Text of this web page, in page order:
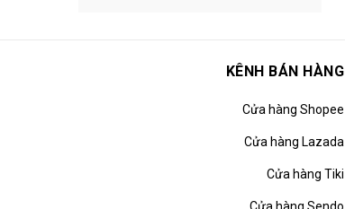
KÊNH BÁN HÀNG
Cửa hàng Shopee
Cửa hàng Lazada
Cửa hàng Tiki